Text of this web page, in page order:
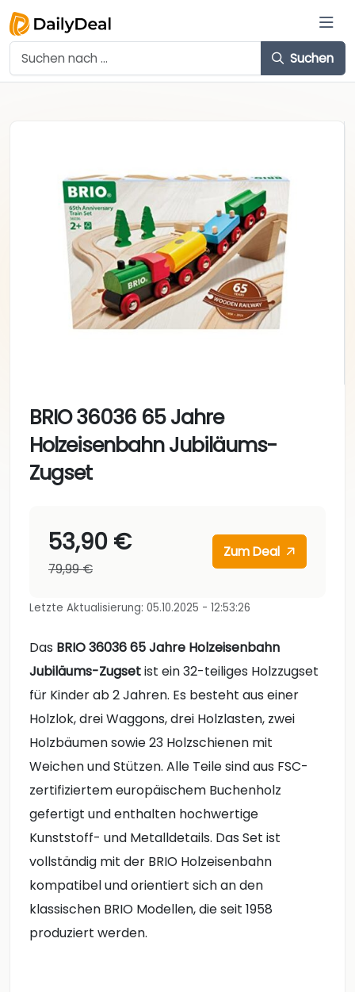
Suchen
BRIO 36036 65 Jahre
Holzeisenbahn Jubiläums-
Zugset
53,90 €
79,99 €
Zum Deal
Letzte Aktualisierung: 05.10.2025 - 12:53:26
Das BRIO 36036 65 Jahre Holzeisenbahn
Jubiläums-Zugsetist ein 32-teiliges Holzzugset
für Kinder ab 2 Jahren. Es besteht aus einer
Holzlok, drei Waggons, drei Holzlasten, zwei
Holzbäumen sowie 23 Holzschienen mit
Weichen und Stützen. Alle Teile sind aus FSC-
zertifiziertem europäischem Buchenholz
gefertigt und enthalten hochwertige
Kunststoff- und Metalldetails. Das Set ist
vollständig mit der BRIO Holzeisenbahn
kompatibel und orientiert sich an den
klassischen BRIO Modellen, die seit 1958
produziert werden.